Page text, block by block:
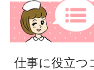
仕事に役立つ